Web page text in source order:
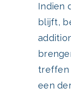
Indien
blijft,
treffen
een